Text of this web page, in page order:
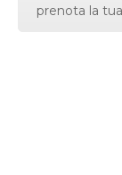
prenota la